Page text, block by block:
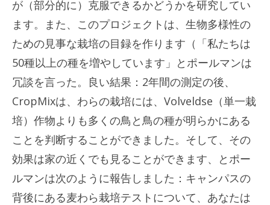
が（部分的に）克服できるかどうかを研究してい
ます。また、このプロジェクトは、生物多様性の
ための見事な栽培の目録を作ります（「私たちは
50種以上の種を増やしています」とポールマンは
冗談を言った。良い結果：2年間の測定の後、
CropMixは、わらの栽培には、Volveldse（単一栽
培）作物よりも多くの鳥と鳥の種が明らかにある
ことを判断することができました。そして、その
効果は家の近くでも見ることができます、とポー
ルマンは次のように報告しました：キャンパスの
背後にある麦わら栽培テストについて、あなたは